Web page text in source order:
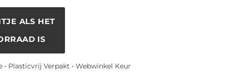
ALS HET
IS
Plasticvrij Verpakt • Webwinkel Keur